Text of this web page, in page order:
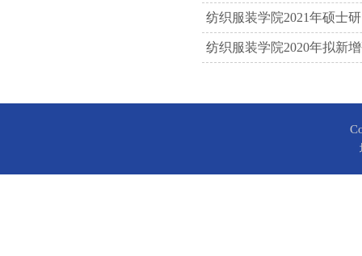
纺织服装学院2021年硕士
纺织服装学院2020年拟新